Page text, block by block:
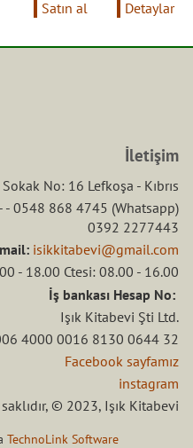
Satın al Detaylar
İletişim
No: 16 Lefkoşa - Kıbrıs
0548 868 4745 (Whatsapp)
0392 2277443
isikkitabevi@gmail.com
- 18.00 Ctesi: 08.00 - 16.00
İş bankası Hesap No:
Işık Kitabevi Şti Ltd.
4000 0016 8130 0644 32
Facebook sayfamız
instagram
© 2023, Işık Kitabevi
TechnoLink Software